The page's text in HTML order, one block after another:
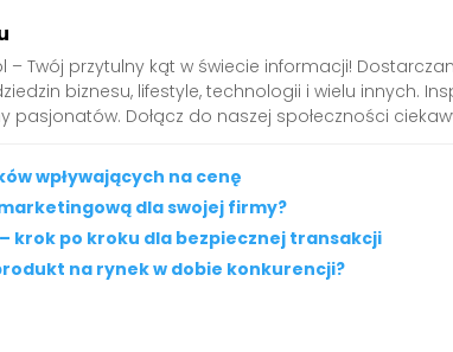
– Twój przytulny kąt w świecie informacji!
biznesu, lifestyle, technologii i wielu innych.
pasjonatów. Dołącz do naszej społeczności
wpływających na cenę
dla swojej firmy?
krok po kroku dla bezpiecznej transakcji
na rynek w dobie konkurencji?